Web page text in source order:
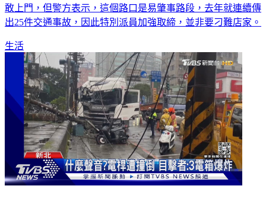
敢上門，但警方表示，這個路口是易肇事路段，去年就連續傳
出25件交通事故，因此特別派員加強取締，並非要刁難店家。
生活